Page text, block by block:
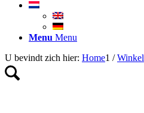
Menu Menu
U bevindt zich hier: Home1 / Winkel